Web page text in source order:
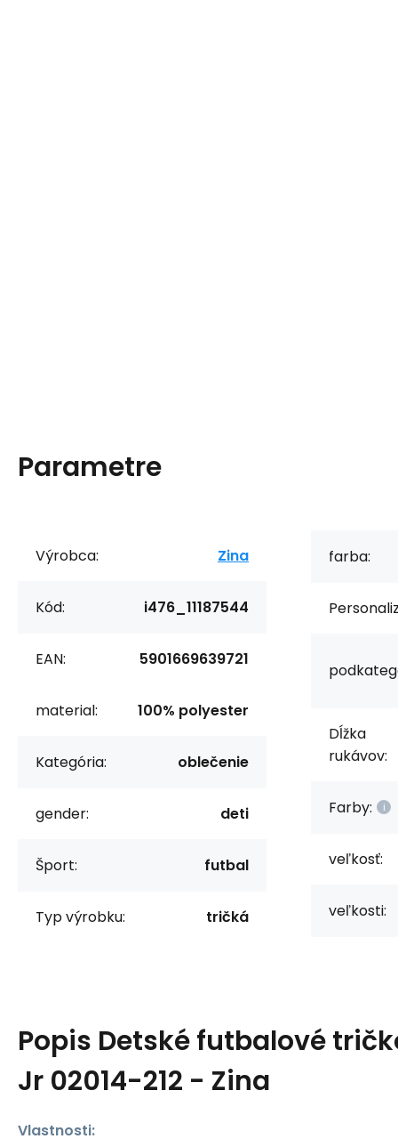
Parametre
Výrobca: Zina
Kód: i476_11187544
EAN: 5901669639721
material: 100% polyester
Kategória: oblečenie
gender: deti
Šport: futbal
Typ výrobku: tričká
farba:
Dĺžka
rukávov:
Farby:
veľkosť:
veľkosti:
Popis Detské futbalové
Jr 02014-212 - Zina
Vlastnosti: